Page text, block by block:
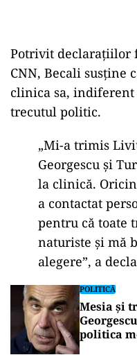
Potrivit declarațiilor
CNN, Becali susține
clinica sa,
trecutul politic.
„Mi-a trimis
Georgescu și
la clinică.
a contactat
pentru că toate
naturiste și mă
alegere”, a
POLITICĂ
Mesia și
politica